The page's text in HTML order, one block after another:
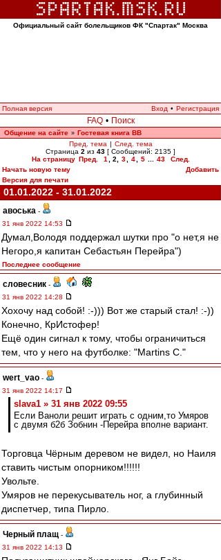
Официальный сайт болельщиков ФК "Спартак" Москва
Полная версия Вход • Регистрация
FAQ • Поиск
Общение на сайте » Гостевая книга ВВ
Пред. тема | След. тема
Страница 2 из 43 [ Сообщений: 2135 ]
На страницу Пред. 1 2 3 4 5 43
След.
Начать новую тему
Добавить
Версия для печати
01.01.2022 - 31.01.2022
авоська -
31 янв 2022 14:53
Думал,Володя поддержал шутки про "о нет,я не
Негоро,я капитан Себастьян Перейра")
Последнее сообщение
словесник -
31 янв 2022 14:28
Хохочу над собой! :-))) Вот же старый стал! :-))
Конечно, КрИстофер!
Ещё один сигнал к тому, чтобы ограничиться
тем, что у него на футболке: "Martins C."
wert_vao -
31 янв 2022 14:17
slava1 » 31 янв 2022 09:55
Если Ваноли решит играть с одним,то Умяров
с двумя б2б Зобнин -Перейра вполне вариант.
Торговца Чёрным деревом не видел, но Наиля
ставить чистым опорником!!!!!!
Увольте.
Умяров не перекусыватель ног, а глубинный
диспетчер, типа Пирло.
Черный плащ -
31 янв 2022 14:13